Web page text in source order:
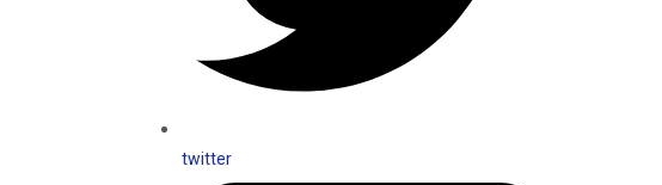
twitter